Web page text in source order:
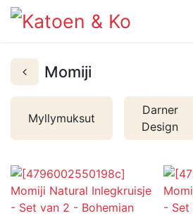
Momiji
Myllymuksut
Darner
Design